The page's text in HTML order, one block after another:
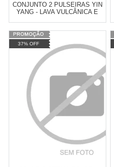
CONJUNTO 2 PULSEIRAS YIN
YANG - LAVA VULCÂNICA E
Varejo:
Atacado: R$ 2.550,90 (Apenas
Revendedor)
10 x
Cat:
COMPRAR
37% OFF